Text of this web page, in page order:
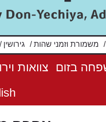
וזמני שהות/ גירושין/ יישוב
בזום צוואות